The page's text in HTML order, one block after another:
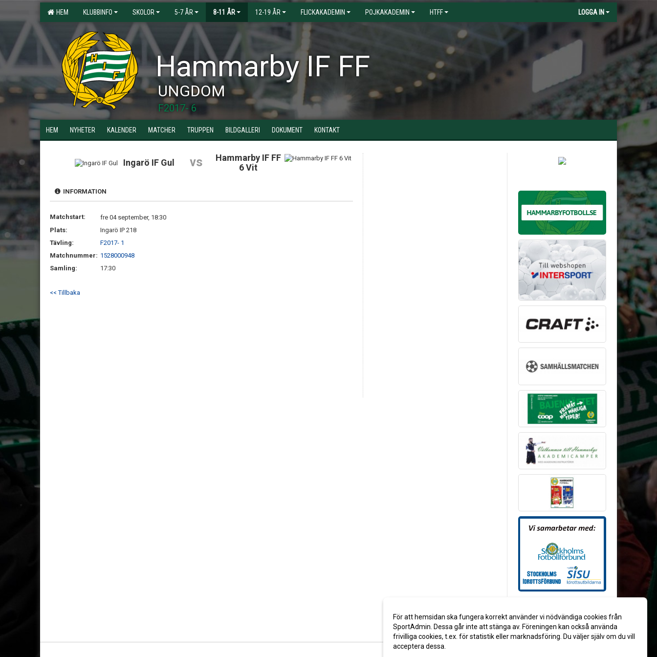
HEM KLUBBINFO SKOLOR 5-7 ÅR 8-11 ÅR 12-19 ÅR FLICKAKADEMIN POJKAKADEMIN HTFF LOGGA IN
Hammarby IF FF
UNGDOM
F2017- 6
HEM NYHETER KALENDER MATCHER TRUPPEN BILDGALLERI DOKUMENT KONTAKT
Ingarö IF Gul vs
Hammarby IF FF
6 Vit
INFORMATION
Matchstart:
fre 04 september, 18:30
Plats:
Ingarö IP 218
Tävling:
F2017- 1
Matchnummer: 1528000948
Samling:
17:30
<< Tillbaka
För att hemsidan ska fungera korrekt använder vi nödvändiga cookies från
SportAdmin. Dessa går inte att stänga av. Föreningen kan också använda
frivilliga cookies, t.ex. för statistik eller marknadsföring. Du väljer själv om du vill
acceptera dessa.